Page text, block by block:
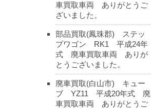
車買取車両 ありがとうご
ざいました。
部品買取(鳳珠郡) ステッ
プワゴン RK1 平成24年
式 廃車買取車両 ありが
とうございました。
廃車買取(白山市) キュー
ブ YZ11 平成20年式 廃
車買取車両 ありがとうご